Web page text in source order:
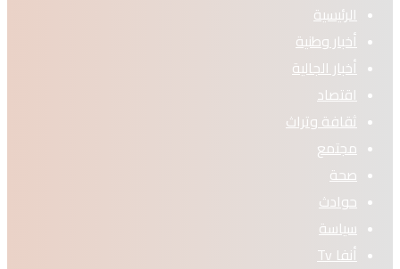
الرئيسية
أخبار وطنية
أخبار الجالية
اقتصاد
ثقافة وتراث
مجتمع
صحة
حوادث
سياسة
أنفا Tv